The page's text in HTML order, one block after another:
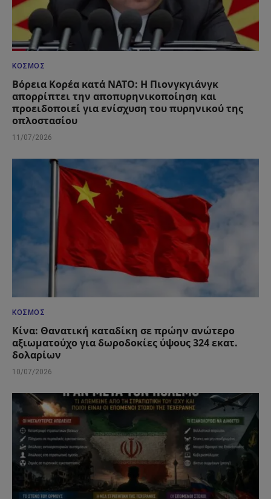
ΚΌΣΜΟΣ
Βόρεια Κορέα κατά ΝΑΤΟ: Η Πιονγκγιάνγκ
απορρίπτει την αποπυρηνικοποίηση και
προειδοποιεί για ενίσχυση του πυρηνικού της
οπλοστασίου
11/07/2026
ΚΌΣΜΟΣ
Κίνα: Θανατική καταδίκη σε πρώην ανώτερο
αξιωματούχο για δωροδοκίες ύψους 324 εκατ.
δολαρίων
10/07/2026